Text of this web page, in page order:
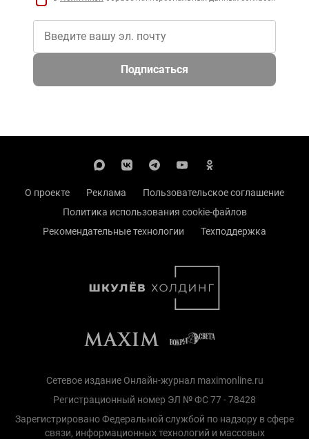
Подписаться
О проекте Реклама
Пользовательское соглашение
Политика использования cookie-файлов
Рекомендательные технологии
Техподдержка
Сетевое издание Онлайн-журнал maximonline.ru
Регистрационный номер ЭЛ № ФС 77 - 78428
Зарегистрировано Федеральной службой по надзору в сфере
связи, информационных технологий и массовых